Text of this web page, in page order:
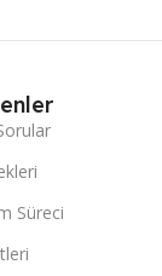
Süreci